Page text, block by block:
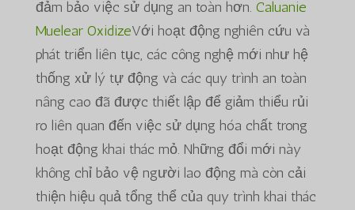
đảm bảo việc sử dụng an toàn hơn. Caluanie
Muelear OxidizeVới hoạt động nghiên cứu và
phát triển liên tục, các công nghệ mới như hệ
thống xử lý tự động và các quy trình an toàn
nâng cao đã được thiết lập để giảm thiểu rủi
ro liên quan đến việc sử dụng hóa chất trong
hoạt động khai thác mỏ. Những đổi mới này
không chỉ bảo vệ người lao động mà còn cải
thiện hiệu quả tổng thể của quy trình khai thác